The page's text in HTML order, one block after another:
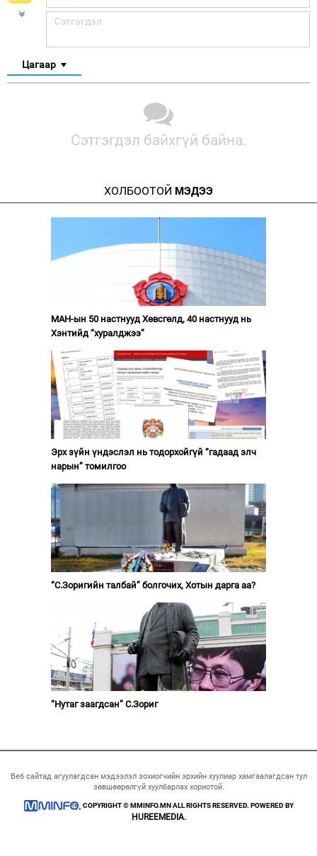
Цагаар
Сэтгэгдэл байхгүй байна.
ХОЛБООТОЙ МЭДЭЭ
МАН-ын 50 настнууд Хөвсгөлд, 40 настнууд нь
Хэнтийд “хуралджээ”
Эрх зүйн үндэслэл нь тодорхойгүй “гадаад элч
нарын” томилгоо
“С.Зоригийн талбай” болгочих, Хотын дарга аа?
“Нутаг заагдсан” С.Зориг
Веб сайтад агуулагдсан мэдээлэл зохиогчийн эрхийн хуулиар хамгаалагдсан тул
зөвшөөрөлгүй хуулбарлах хориотой.
COPYRIGHT © MMINFO.MN ALL RIGHTS RESERVED. POWERED BY
HUREEMEDIA.